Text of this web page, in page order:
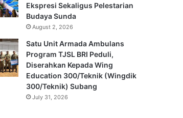
Ekspresi Sekaligus Pelestarian
Budaya Sunda
August 2, 2026
Satu Unit Armada Ambulans
Program TJSL BRI Peduli,
Diserahkan Kepada Wing
Education 300/Teknik (Wingdik
300/Teknik) Subang
July 31, 2026